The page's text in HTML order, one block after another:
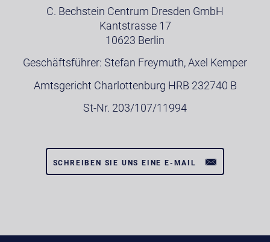
C. Bechstein Centrum Dresden GmbH
Kantstrasse 17
10623 Berlin
Geschäftsführer: Stefan Freymuth, Axel Kemper
Amtsgericht Charlottenburg HRB 232740 B
St-Nr. 203/107/11994
SCHREIBEN SIE UNS EINE E-MAIL